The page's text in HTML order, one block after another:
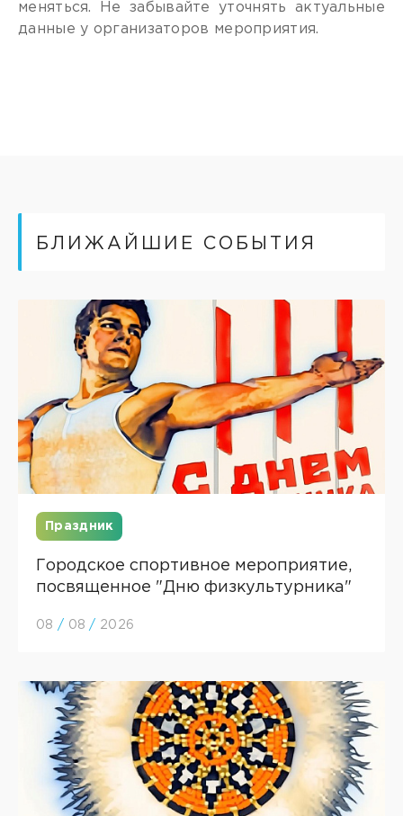
меняться. Не забывайте уточнять актуальные
данные у организаторов мероприятия.
БЛИЖАЙШИЕ СОБЫТИЯ
Праздник
Городское спортивное мероприятие,
посвященное "Дню физкультурника"
08 / 08 / 2026